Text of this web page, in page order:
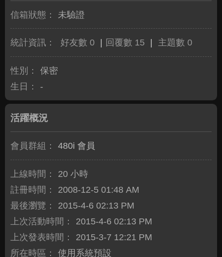
信箱狀態： 未驗證
統計資訊： 好友數 0 回覆數 15 主題數 0
性別：
保密
生日：
-
活躍概況
會員群組： 480i 會員
上線時間：
20 小時
註冊時間：
2008-12-5 01:48 AM
最後瀏覽：
2015-4-6 02:13 PM
上次活動時間：
2015-4-6 02:13 PM
上次發表時間：
2015-3-7 12:21 PM
所在時區：
使用系統預設